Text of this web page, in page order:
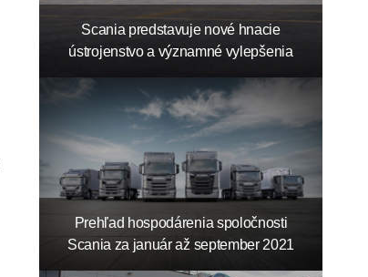
Scania predstavuje nové hnacie
ústrojenstvo a významné vylepšenia
Prehľad hospodárenia spoločnosti
Scania za január až september 2021